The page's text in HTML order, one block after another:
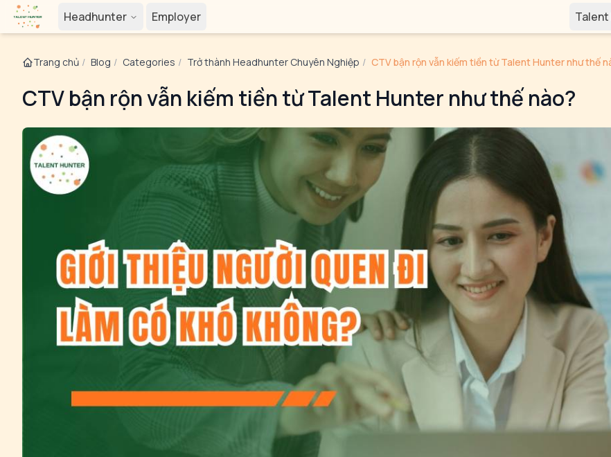
Headhunter Employer
Trang chủ / Blog / Categories / Trở thành Headhunter Chuyên Nghiệp / CTV bận rộn vẫn kiếm tiền từ Talent Hunter như thế
CTV bận rộn vẫn kiếm tiền từ Talent Hunter như thế nào?